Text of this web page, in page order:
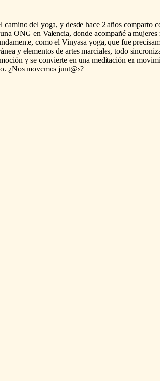
camino del yoga, y desde hace 2 años comparto
una ONG en Valencia, donde acompañé a mujeres
como el Vinyasa yoga, que fue
y elementos de artes marciales, todo
y se convierte en una meditación en
¿Nos movemos junt@s?